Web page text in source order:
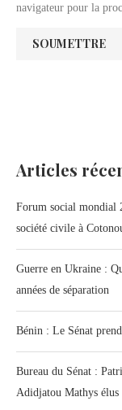
navigateur pour la
Articles
Forum social mondial
société civile à
Guerre en Ukraine :
années de séparation
Bénin : Le Sénat
Bureau du Sénat :
Adidjatou Mathys élus